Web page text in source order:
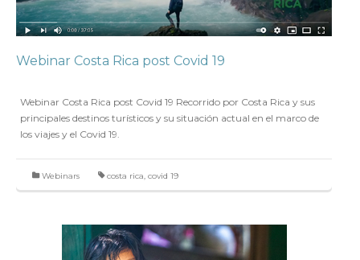
Webinar Costa Rica post Covid 19
Webinar Costa Rica post Covid 19 Recorrido por Costa Rica y sus
principales destinos turísticos y su situación actual en el marco de
los viajes y el Covid 19.
Webinars costa rica covid 19